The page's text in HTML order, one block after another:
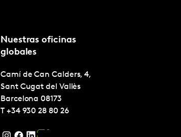
Nuestras oficinas
globales
Camí de Can Calders, 4,
Sant Cugat del Vallès
Barcelona 08173
T +34 930 28 80 26